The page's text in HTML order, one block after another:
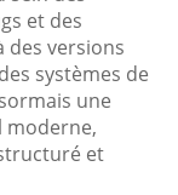
et des
versions
systèmes de
une
moderne,
et